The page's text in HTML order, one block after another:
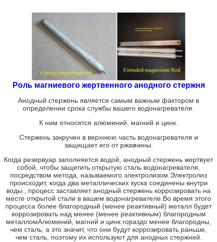
Роль магниевого жертвенного анодного стержня
Анодный стержень является самым важным фактором в
определении срока службы вашего водонагревателя.
К ним относятся алюминий, магний и цинк.
Стержень закручен в верхнюю часть водонагревателя и
защищает его от ржавчины.
Когда резервуар заполняется водой, анодный стержень жертвует
собой, чтобы защитить открытую сталь водонагревателя,
посредством метода, называемого электролизом.Электролиз
происходит, когда два металлических куска соединены внутри
воды., процесс заставляет анодный стержень коррозировать на
месте открытой стали в вашем водонагревателе.Во время этого
процесса более благородный (менее реактивный) металл будет
коррозировать над менее (менее реактивным) благородным
металломАлюминий, магний и цинк гораздо менее благородны,
чем сталь, а это значит, что они будут коррозировать раньше,
чем сталь, поэтому их используют для анодных стержней.